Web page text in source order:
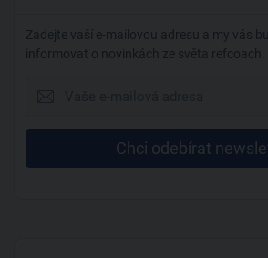
Zadejte vaší e-mailovou adresu a my vás
informovat o novinkách ze světa refcoach.
Chci odebírat